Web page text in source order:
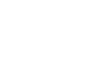
würziger Naga mit